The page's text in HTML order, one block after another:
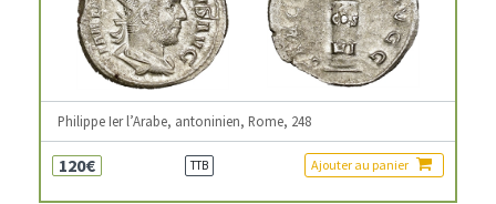
Philippe Ier l’Arabe, antoninien, Rome, 248
120€ TTB Ajouter au panier